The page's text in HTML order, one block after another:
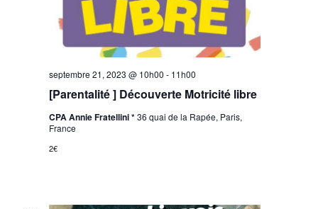
[Parentalité ] Découverte Motricité libre
septembre 21, 2023 @ 10h00 - 11h00
CPA Annie Fratellini *36 quai de la Rapée, Paris,
France
2€